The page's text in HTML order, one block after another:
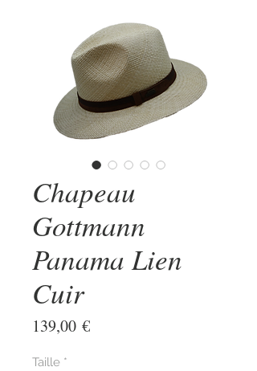
Chapeau
Gottmann
Panama Lien
Cuir
139,00 €Prix
Taille *